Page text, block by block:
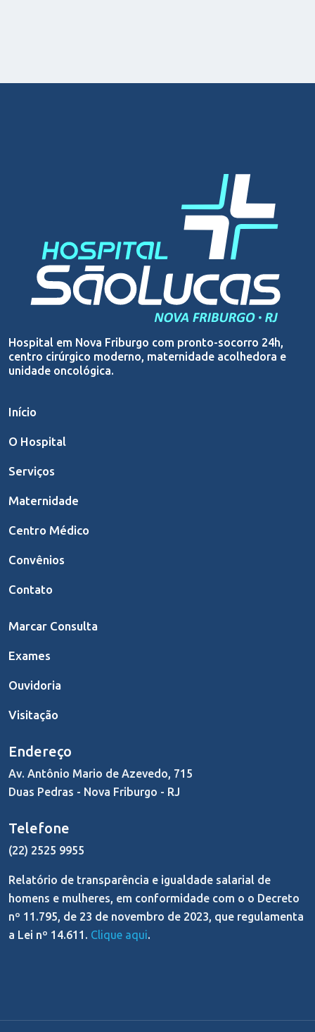
Hospital em Nova Friburgo com pronto-socorro 24h,
centro cirúrgico moderno, maternidade acolhedora e
unidade oncológica.
Início
O Hospital
Serviços
Maternidade
Centro Médico
Convênios
Contato
Marcar Consulta
Exames
Ouvidoria
Visitação
Endereço
Av. Antônio Mario de Azevedo, 715
Duas Pedras - Nova Friburgo - RJ
Telefone
(22) 2525 9955
Relatório de transparência e igualdade salarial de
homens e mulheres, em conformidade com o o Decreto
nº 11.795, de 23 de novembro de 2023, que regulamenta
a Lei nº 14.611. Clique aqui.